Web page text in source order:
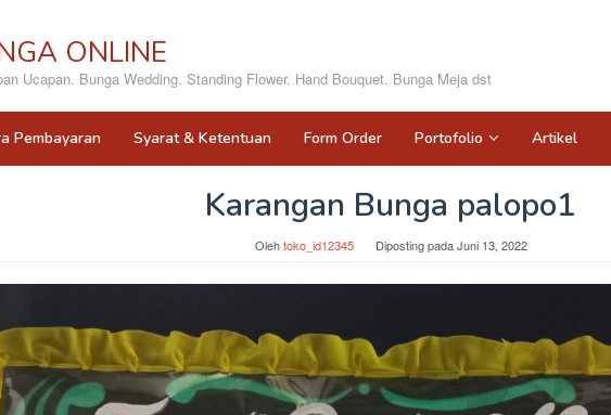
ONLINE
Ucapan. Bunga Wedding. Standing Flower. Hand Bouquet. Bunga Meja dst
Pembayaran Syarat & Ketentuan Form Order Portofolio Artikel
Karangan Bunga palopo1
Olehtoko_id12345 Diposting padaJuni 13, 2022